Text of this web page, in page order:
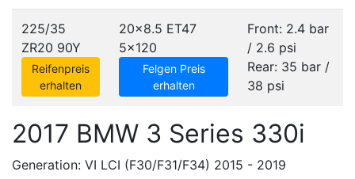
225/35
ZR20 90Y
Reifenpreis
erhalten
20x8.5 ET47
5x120
Felgen Preis
erhalten
Front: 2.4 bar
/ 2.6 psi
Rear: 35 bar /
38 psi
2017 BMW 3 Series 330i
Generation: VI LCI (F30/F31/F34) 2015 - 2019